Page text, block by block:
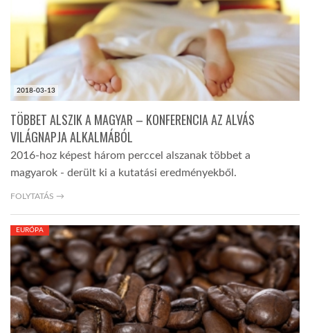
2018-03-13
TÖBBET ALSZIK A MAGYAR – KONFERENCIA AZ ALVÁS
VILÁGNAPJA ALKALMÁBÓL
2016-hoz képest három perccel alszanak többet a
magyarok - derült ki a kutatási eredményekből.
FOLYTATÁS →
EURÓPA